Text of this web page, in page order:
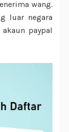
wang.
luar negara
paypal